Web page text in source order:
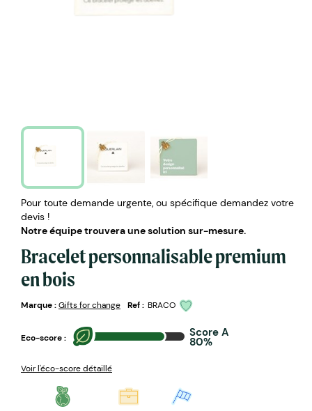
Pour toute demande urgente, ou spécifique demandez votre
devis !
Notre équipe trouvera une solution sur-mesure.
Bracelet personnalisable premium
en bois
Marque :Gifts for change Ref : BRACO
Eco-score : Score A
80%
Voir l'éco-score détaillé